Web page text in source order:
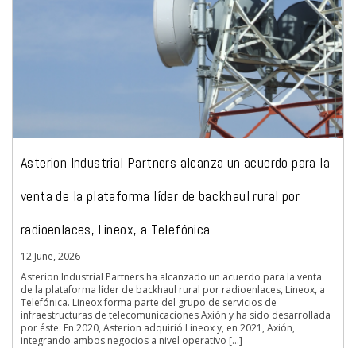
Asterion Industrial Partners alcanza un acuerdo para la
venta de la plataforma líder de backhaul rural por
radioenlaces, Lineox, a Telefónica
12 June, 2026
Asterion Industrial Partners ha alcanzado un acuerdo para la venta
de la plataforma líder de backhaul rural por radioenlaces, Lineox, a
Telefónica. Lineox forma parte del grupo de servicios de
infraestructuras de telecomunicaciones Axión y ha sido desarrollada
por éste. En 2020, Asterion adquirió Lineox y, en 2021, Axión,
integrando ambos negocios a nivel operativo […]